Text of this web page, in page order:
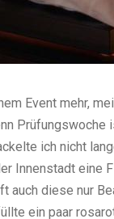
Event mehr,
Prüfungswoche
ich nicht
Innenstadt eine
auch diese nur
ein paar